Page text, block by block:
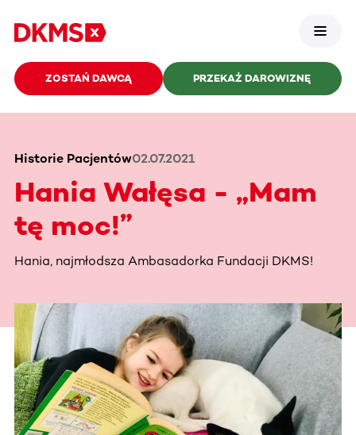
ZOSTAŃ DAWCĄ PRZEKAŻ DAROWIZNĘ
Historie Pacjentów02.07.2021
Hania Wałęsa - „Mam
tę moc!”
Hania, najmłodsza Ambasadorka Fundacji DKMS!